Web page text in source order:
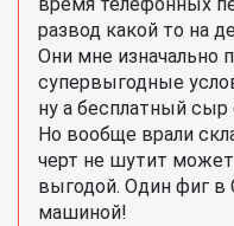
развод какой то на
Они мне изначально
супервыгодные
ну а бесплатный сыр
Но вообще врали
черт не шутит
выгодой. Один фиг в
машиной!